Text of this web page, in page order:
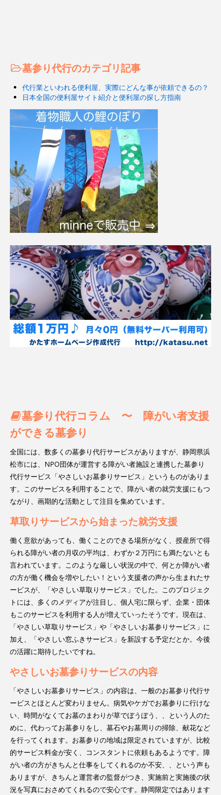
墓参り代行のカテゴリ記事
代行業といわれる便利屋、実際にどんな事が依頼できるの？
日本全国の便利屋サイト紹介と便利屋の探し方指南
墓参り代行コラム 〜 障がい者支援
ができる墓参り
全国には、数多くの墓参り代行サービスがありますが、静岡県浜
松市には、NPO団体が運営する障がい者施設と連携した墓参り
代行サービス「やさしいお墓参りサービス」というものがありま
す。このサービスを利用することで、障がい者の就労支援にもつ
ながり、画期的な活動として注目を集めています。
草取りサービスから始まった就労支援
働く意欲があっても、働くことのできる場所がなく、授産所で得
られる障がい者の月収の平均は、わずか２万円にも満たないとも
言われています。このような厳しい状況の中で、何とか障がい者
の方が働く機会を増やしたい！という支援者の声から生まれたサ
ービスが、「やさしい草取りサービス」でした。このプロジェク
トには、多くのメディアが注目し、個人宅に限らず、企業・団体
もこのサービスを利用する人が増えていったそうです。現在は、
「やさしい草取りサービス」や「やさしいお墓参りサービス」に
加え、「やさしい窓ふきサービス」を新設する予定だとか。今後
の活躍に期待したいですね。
やさしいお墓参りサービスの内容
「やさしいお墓参りサービス」の内容は、一般のお墓参り代行サ
ービスとほとんど変わりません。病気やケガでお墓参りに行けな
い、時間がなくてお墓のまわりが草でぼうぼう、、という人のた
めに、代わってお墓参りをし、墓石やお墓周りの掃除、献花など
を行ってくれます。お墓参りの地域は限定されていますが、比較
的サービス料金が安く、コンスタントに依頼もあるようです。障
がい者の方がきちんと仕事をしてくれるのか不安、、という声も
ありますが、きちんと運営者の監督がつき、実施前と実施後の状
況を写真におさめてくれるので安心です。静岡限定ではあります